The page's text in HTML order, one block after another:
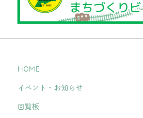
HOME
イベント・お知らせ
回覧板